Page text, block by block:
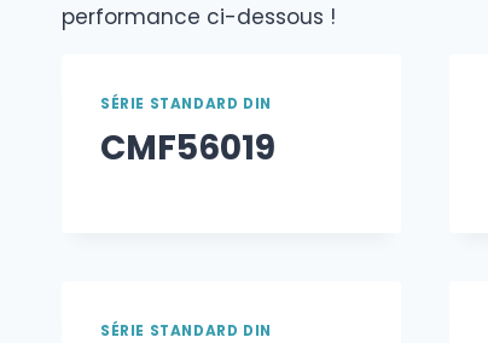
performance ci-dessous !
SÉRIE STANDARD DIN
CMF56019
SÉRIE STANDARD DIN